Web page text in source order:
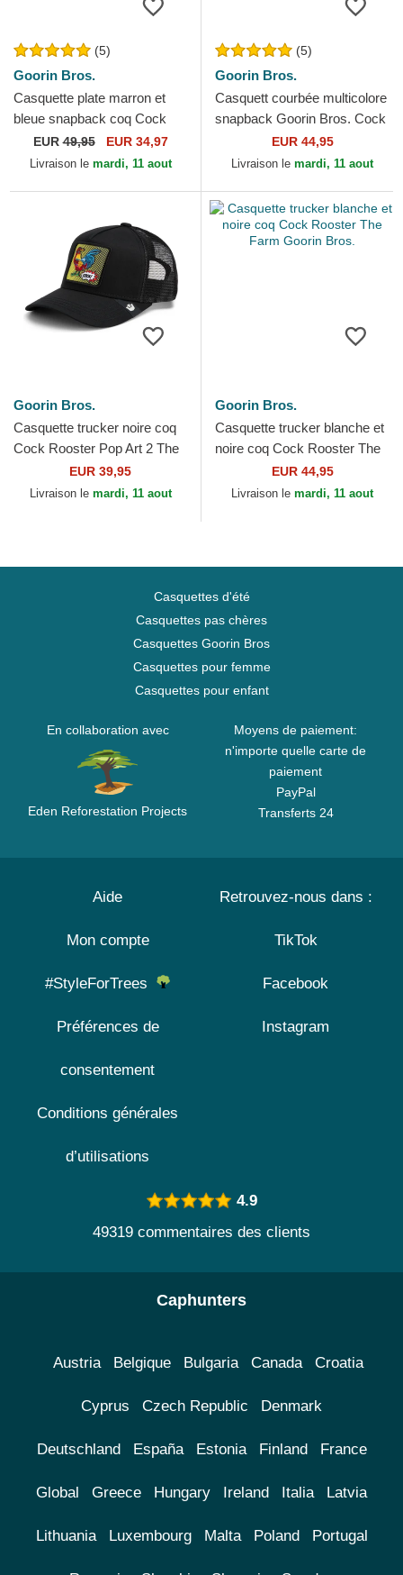
(5)
Goorin Bros.
Casquette plate marron et
bleue snapback coq Cock
Free Range The Farm Flats
Goorin Bros.
EUR49,95 EUR 34,97
Livraison le mardi, 11 aout
(5)
Goorin Bros.
Casquett courbée multicolore
snapback Goorin Bros. Cock
Team Rooster Original
Recipe Team Pride...
EUR 44,95
Livraison le mardi, 11 aout
Goorin Bros.
Casquette trucker noire coq
Cock Rooster Pop Art 2 The
Farm Goorin Bros.
EUR 39,95
Livraison le mardi, 11 aout
Goorin Bros.
Casquette trucker blanche et
noire coq Cock Rooster The
Farm Goorin Bros.
EUR 44,95
Livraison le mardi, 11 aout
Casquettes d'été
Casquettes pas chères
Casquettes Goorin Bros
Casquettes pour femme
Casquettes pour enfant
En collaboration avec
Eden Reforestation Projects
Moyens de paiement:
n'importe quelle carte de
paiement
PayPal
Transferts 24
Aide
Mon compte
#StyleForTrees
Préférences de
consentement
Conditions générales
d’utilisations
Retrouvez-nous dans :
TikTok
Facebook
Instagram
4.9
49319 commentaires des clients
Caphunters
Austria Belgique Bulgaria Canada Croatia
Cyprus Czech Republic Denmark
Deutschland España Estonia Finland France
Global Greece Hungary Ireland Italia Latvia
Lithuania Luxembourg Malta Poland Portugal